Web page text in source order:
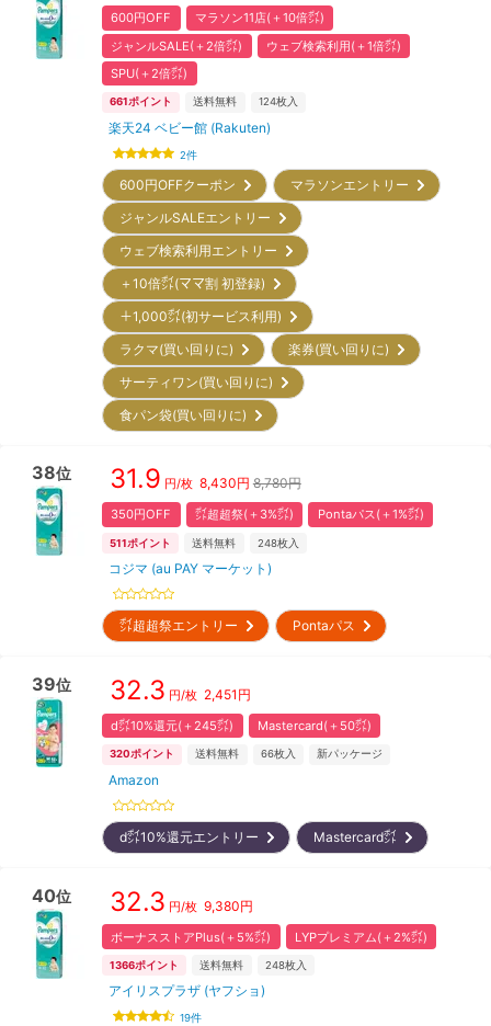
600円OFF
マラソン11店(＋10倍㌽)
ジャンルSALE(＋2倍㌽)
ウェブ検索利用(＋1倍㌽)
SPU(＋2倍㌽)
661ポイント 送料無料 124枚入
楽天24 ベビー館 (Rakuten)
2件
600円OFFクーポン
マラソンエントリー
ジャンルSALEエントリー
ウェブ検索利用エントリー
＋10倍㌽(ママ割 初登録)
＋1,000㌽(初サービス利用)
ラクマ(買い回りに)
楽券(買い回りに)
サーティワン(買い回りに)
食パン袋(買い回りに)
38位 31.9 円/枚 8,430円 8,780円
350円OFF ㌽超超祭(＋3%㌽) Pontaパス(＋1%㌽)
511ポイント 送料無料 248枚入
コジマ (au PAY マーケット)
㌽超超祭エントリー Pontaパス
39位 32.3 円/枚 2,451 円
d㌽10%還元(＋245㌽) Mastercard(＋50㌽)
320ポイント 送料無料 66枚入 新パッケージ
Amazon
d㌽10%還元エントリー Mastercard㌽
40位 32.3 円/枚 9,380円
ボーナスストアPlus(＋5%㌽) LYPプレミアム(＋2%㌽)
1366ポイント 送料無料 248枚入
アイリスプラザ (ヤフショ)
19件